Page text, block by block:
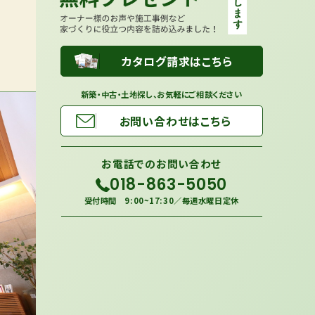
カタログ請求はこちら
新築・中古・土地探し、お気軽にご相談ください
お問い合わせはこちら
お電話でのお問い合わせ
018-863-5050
受付時間 9:00~17:30／毎週水曜日定休